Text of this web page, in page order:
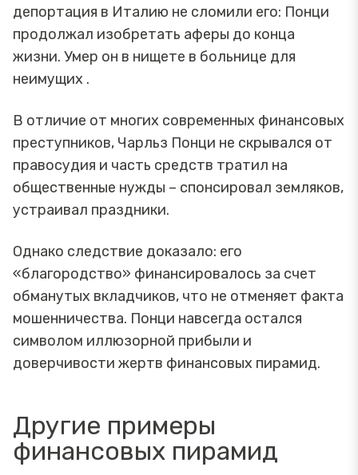
депортация в Италию не сломили его: Понци
продолжал изобретать аферы до конца
жизни. Умер он в нищете в больнице для
неимущих .
В отличие от многих современных финансовых
преступников, Чарльз Понци не скрывался от
правосудия и часть средств тратил на
общественные нужды – спонсировал земляков,
устраивал праздники.
Однако следствие доказало: его
«благородство» финансировалось за счет
обманутых вкладчиков, что не отменяет факта
мошенничества. Понци навсегда остался
символом иллюзорной прибыли и
доверчивости жертв финансовых пирамид.
Другие примеры
финансовых пирамид